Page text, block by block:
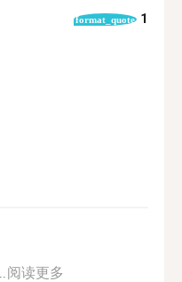
format_quote 1
阅读更多